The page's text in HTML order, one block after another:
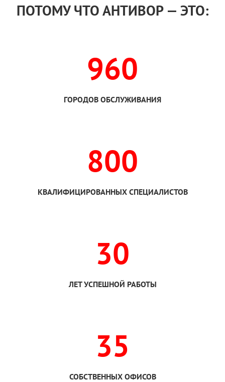
ПОТОМУ ЧТО АНТИВОР — ЭТО:
960
ГОРОДОВ ОБСЛУЖИВАНИЯ
800
КВАЛИФИЦИРОВАННЫХ СПЕЦИАЛИСТОВ
30
ЛЕТ УСПЕШНОЙ РАБОТЫ
35
СОБСТВЕННЫХ ОФИСОВ